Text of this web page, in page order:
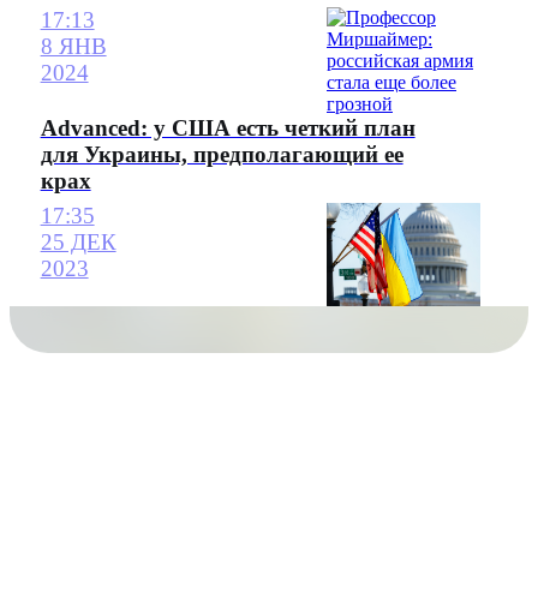
17:13
8 ЯНВ
2024
Advanced: у США есть четкий план
для Украины, предполагающий ее
крах
17:35
25 ДЕК
2023